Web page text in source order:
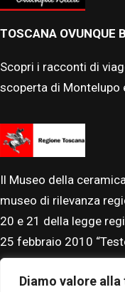
Diamo valore
TOSCANA OVUNQUE
Scopri i racconti di
scoperta di Montelupo
Il Museo della
museo di rilevanza
20 e 21 della legge
25 febbraio 2010
di beni, istituti e
Sistema Museale